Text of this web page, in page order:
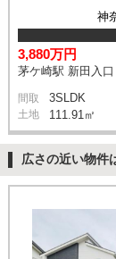
神
3,880万円
茅ケ崎駅 新田入
間取 3SLDK
土地 111.91㎡
広さの近い物件